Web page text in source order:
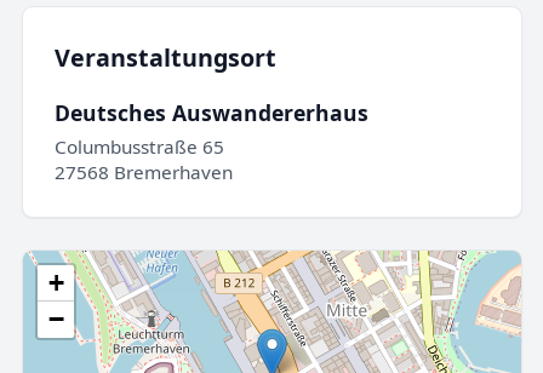
Veranstaltungsort
Deutsches Auswandererhaus
Columbusstraße 65
27568 Bremerhaven
+
−